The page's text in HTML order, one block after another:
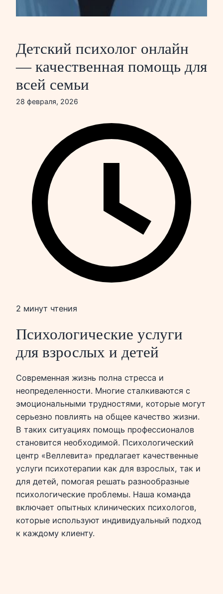
Детский психолог онлайн
— качественная помощь для
всей семьи
28 февраля, 2026
2 минут чтения
Психологические услуги
для взрослых и детей
Современная жизнь полна стресса и
неопределенности. Многие сталкиваются с
эмоциональными трудностями, которые могут
серьезно повлиять на общее качество жизни.
В таких ситуациях помощь профессионалов
становится необходимой. Психологический
центр «Веллевита» предлагает качественные
услуги психотерапии как для взрослых, так и
для детей, помогая решать разнообразные
психологические проблемы. Наша команда
включает опытных клинических психологов,
которые используют индивидуальный подход
к каждому клиенту.